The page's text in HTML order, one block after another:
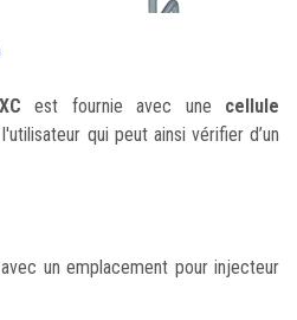
XCest fournie avec une cellule
qui peut ainsi vérifier d’un
un emplacement pour injecteur